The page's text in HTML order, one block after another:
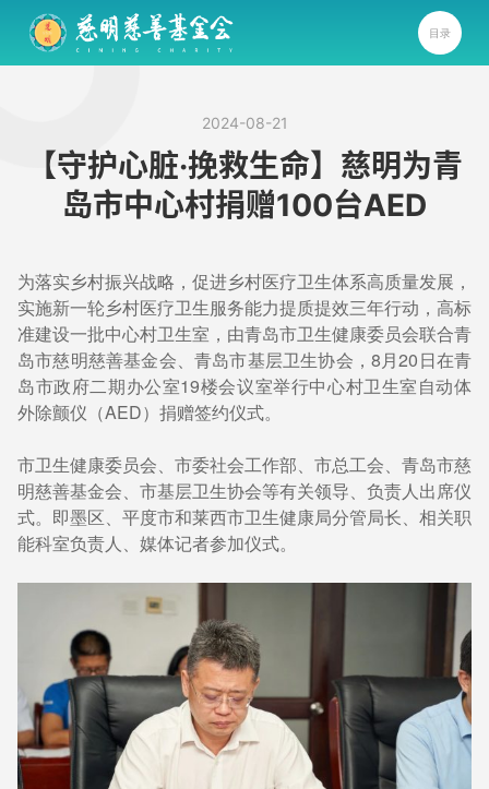
目录
2024-08-21
【守护心脏·挽救生命】慈明为青
岛市中心村捐赠100台AED
为落实乡村振兴战略，促进乡村医疗卫生体系高质量发展，
实施新一轮乡村医疗卫生服务能力提质提效三年行动，高标
准建设一批中心村卫生室，由青岛市卫生健康委员会联合青
岛市慈明慈善基金会、青岛市基层卫生协会，8月20日在青
岛市政府二期办公室19楼会议室举行中心村卫生室自动体
外除颤仪（AED）捐赠签约仪式。
市卫生健康委员会、市委社会工作部、市总工会、青岛市慈
明慈善基金会、市基层卫生协会等有关领导、负责人出席仪
式。即墨区、平度市和莱西市卫生健康局分管局长、相关职
能科室负责人、媒体记者参加仪式。